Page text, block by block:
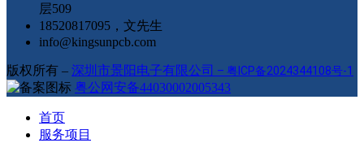
层509
18520817095，文先生
info@kingsunpcb.com
版权所有 – 深圳市景阳电子有限公司 – 粤ICP备2024344108号-1
粤公网安备44030002005343
首页
服务项目